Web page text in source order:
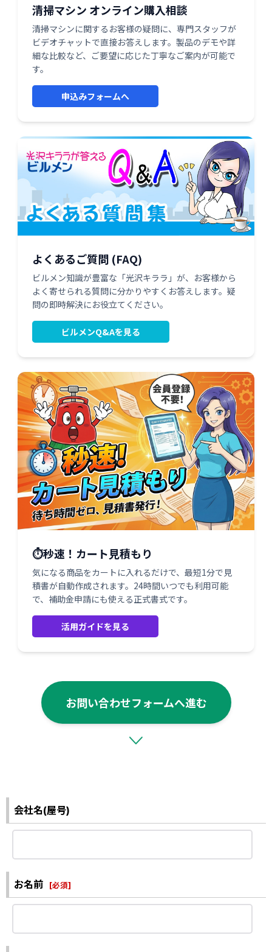
清掃マシン オンライン購入相談
清掃マシンに関するお客様の疑問に、専門スタッフが
ビデオチャットで直接お答えします。製品のデモや詳
細な比較など、ご要望に応じた丁寧なご案内が可能で
す。
申込みフォームへ
よくあるご質問 (FAQ)
ビルメン知識が豊富な「光沢キララ」が、お客様から
よく寄せられる質問に分かりやすくお答えします。疑
問の即時解決にお役立てください。
ビルメンQ&Aを見る
⏱️秒速！カート見積もり
気になる商品をカートに入れるだけで、最短1分で見
積書が自動作成されます。24時間いつでも利用可能
で、補助金申請にも使える正式書式です。
活用ガイドを見る
お問い合わせフォームへ進む
会社名(屋号)
お名前 [必須]